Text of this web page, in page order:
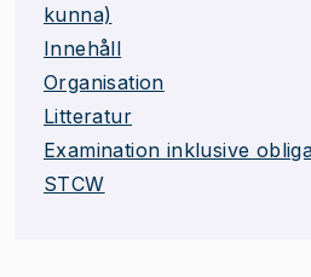
kunna)
Innehåll
Organisation
Litteratur
Examination inklusive
STCW